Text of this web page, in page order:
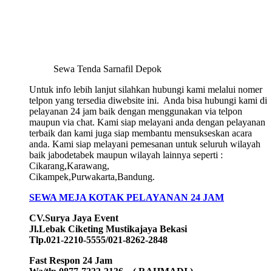
Sewa Tenda Sarnafil Depok
Untuk info lebih lanjut silahkan hubungi kami melalui nomer
telpon yang tersedia diwebsite ini. Anda bisa hubungi kami di
pelayanan 24 jam baik dengan menggunakan via telpon
maupun via chat. Kami siap melayani anda dengan pelayanan
terbaik dan kami juga siap membantu mensukseskan acara
anda. Kami siap melayani pemesanan untuk seluruh wilayah
baik jabodetabek maupun wilayah lainnya seperti :
Cikarang,Karawang,
Cikampek,Purwakarta,Bandung.
SEWA MEJA KOTAK PELAYANAN 24 JAM
CV.Surya Jaya Event
Jl.Lebak Ciketing Mustikajaya Bekasi
Tlp.021-2210-5555/021-8262-2848
Fast Respon 24 Jam